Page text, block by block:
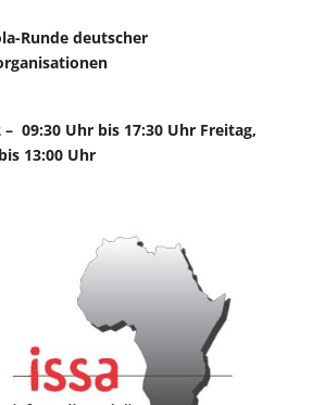
Runde deutscher
– 09:30 Uhr bis 17:30 Uhr Freitag,
13:00 Uhr